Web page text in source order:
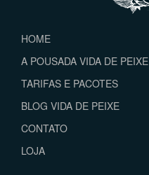
HOME
A POUSADA VIDA DE PEIXE
TARIFAS E PACOTES
BLOG VIDA DE PEIXE
CONTATO
LOJA